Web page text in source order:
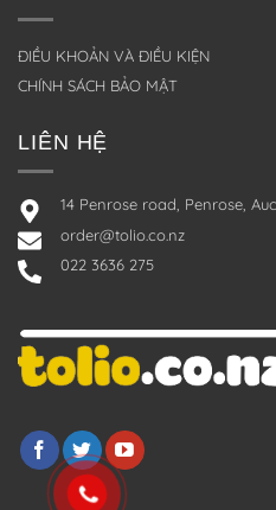
ĐIỀU KHOẢN VÀ ĐIỀU KIỆN
CHÍNH SÁCH BẢO MẬT
LIÊN HỆ
14 Penrose road, Penrose,
order@tolio.co.nz
022 3636 275